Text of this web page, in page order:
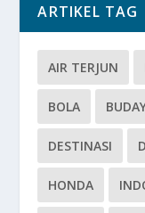
ARTIKEL TAG
AIR TERJUN
BOLA
DESTINASI
HONDA